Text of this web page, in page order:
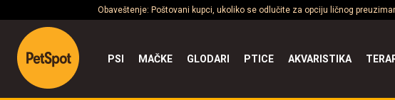
Obaveštenje: Poštovani kupci, ukoliko se odlučite za opciju ličnog
PSI MAČKE GLODARI PTICE AKVARISTIKA